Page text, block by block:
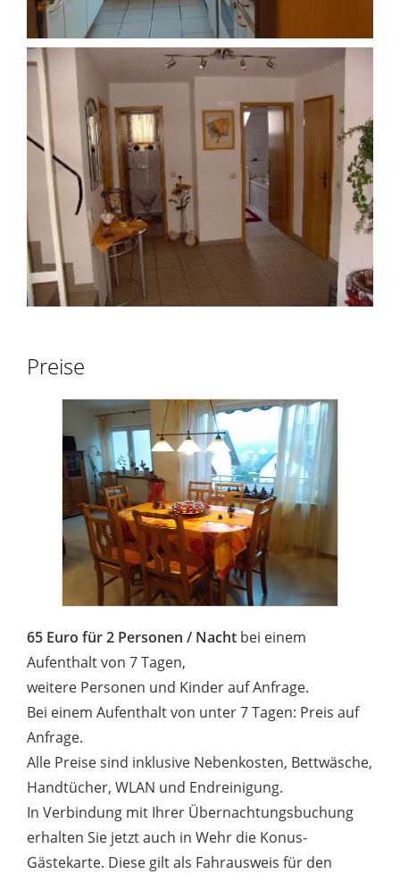
Preise
65 Euro für 2 Personen / Nacht bei einem
Aufenthalt von 7 Tagen,
weitere Personen und Kinder auf Anfrage.
Bei einem Aufenthalt von unter 7 Tagen: Preis auf
Anfrage.
Alle Preise sind inklusive Nebenkosten, Bettwäsche,
Handtücher, WLAN und Endreinigung.
In Verbindung mit Ihrer Übernachtungsbuchung
erhalten Sie jetzt auch in Wehr die Konus-
Gästekarte. Diese gilt als Fahrausweis für den